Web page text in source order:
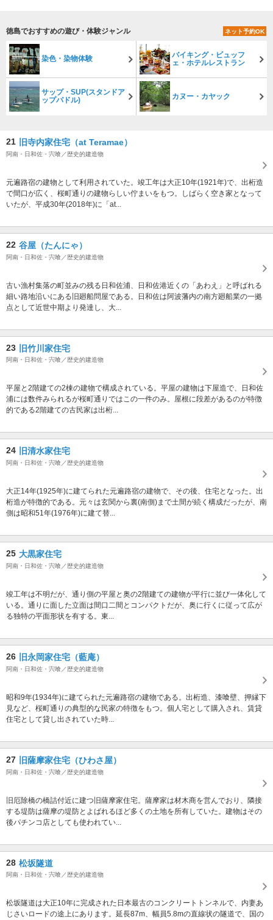
徳島でおすすめの遊び・体験ジャンル ネット予約OK
染色・染物体験
バイキング・ビュッフ
ェ・ホテルレストラン
サップ・SUP(スタンドア
ップパドル)
カヌー・カヤック
21 旧寺内家住宅（at Teramae）
阿南・日和佐・宍喰／歴史的建造物
元遍路宿の建物として利用されていた。竣工年は大正10年(1921年)で、出桁造
で間口が広く、桜町通りの建物らしい佇まいをもつ。しばらく空き家となって
いたが、平成30年(2018年)に「at...
22 谷屋（たんにゃ）
阿南・日和佐・宍喰／歴史的建造物
古い漁村集落の町並みの残る日和佐浦、日和佐港近くの「あわえ」と呼ばれる
細い路地沿いにある旧廻船問屋である。日和佐は阿波藩内の南方廻船業の一拠
点として近世中期より発達し、大...
23 旧竹川家住宅
阿南・日和佐・宍喰／歴史的建造物
平屋と2階建ての2棟の建物で構成されている。平屋の建物は下屋造で、日和佐
浦には数件みられるが桜町通りではこの一件のみ。屋根に段差があるのが特徴
的である2階建ての古民家は出桁...
24 旧清水家住宅
阿南・日和佐・宍喰／歴史的建造物
大正14年(1925年)に建てられた元遍路宿の建物で、その後、住宅となった。出
桁造が特徴的である。元々は玄関から裏(南側)まで土間が続く構成だったが、南
側は昭和51年(1976年)に建て替...
25 大黒家住宅
阿南・日和佐・宍喰／歴史的建造物
竣工年は不明だが、通り側の平屋と奥の2階建ての建物が平行に並び一体化して
いる。通りに面した立面は間口二間とコンパクトだが、奥に行くに従って広が
る独特の平面形状を有する。東...
26 旧永岡家住宅（藍庵）
阿南・日和佐・宍喰／歴史的建造物
昭和9年(1934年)に建てられた元遍路宿の建物である。出桁造、漆喰壁、押縁下
見など、桜町通りの典型的な民家の特徴をもつ。個人宅として購入され、賃貸
住宅として貸し出されていた時...
27 旧薩摩家住宅（ひわさ屋）
阿南・日和佐・宍喰／歴史的建造物
旧厄除橋の橋詰付近に建つ旧薩摩家住宅。薩摩家は材木商を営んでおり、隣接
する堤防は薩摩の堤防とよばれるほど多くの土地を所有していた。建物はその
後パチンコ店としても使われてい...
28 松坂隧道
阿南・日和佐・宍喰／歴史的建造物
松坂隧道は大正10年に完成された日本最古のコンクリートトンネルで、内妻あ
じさいロードの途上にあります。延長87m、幅員5.8mの直線状の隧道で、国の